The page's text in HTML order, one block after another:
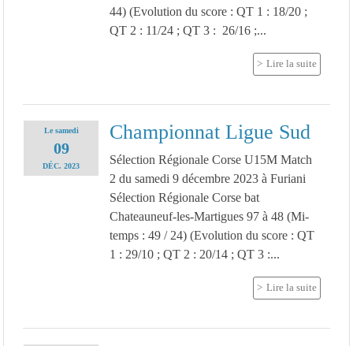
44) (Evolution du score : QT 1 : 18/20 ;
QT 2 : 11/24 ; QT 3 : 26/16 ;...
Lire la suite
Le samedi
09
DÉC. 2023
Championnat Ligue Sud
Sélection Régionale Corse U15M Match
2 du samedi 9 décembre 2023 à Furiani
Sélection Régionale Corse bat
Chateauneuf-les-Martigues 97 à 48 (Mi-
temps : 49 / 24) (Evolution du score : QT
1 : 29/10 ; QT 2 : 20/14 ; QT 3 :...
Lire la suite